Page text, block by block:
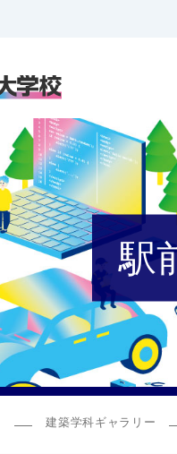
駅
建築学科ギャラリー